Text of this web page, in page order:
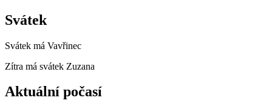
Svátek
Svátek má Vavřinec
Zítra má svátek Zuzana
Aktuální počasí